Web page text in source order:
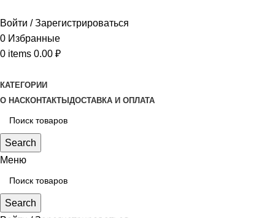
Войти / Зарегистрироваться
0 Избранные
0 items 0.00 ₽
КАТЕГОРИИ
О НАСКОНТАКТЫ ДОСТАВКА И ОПЛАТА
Search
Меню
Search